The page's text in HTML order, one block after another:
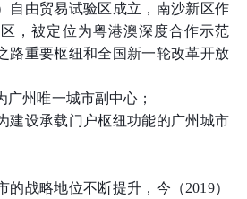
自由贸易试验区成立，南沙新区作
，被定位为粤港澳深度合作示范
路重要枢纽和全国新一轮改革开放
广州唯一城市副中心；
建设承载门户枢纽功能的广州城市
的战略地位不断提升，今（2019）